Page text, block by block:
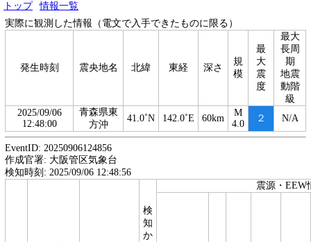
トップ
情報一覧
実際に観測した情報（電文で入手できたものに限る）
発生時刻 震央地名 北緯 東経 深さ
規
模
最
大
震
度
最大
長周
期
地震
動階
級
2025/09/06
12:48:00
青森県東
方沖
41.0˚N 142.0˚E 60km
M
4.0
２ N/A
EventID: 20250906124856
作成官署: 大阪管区気象台
検知時刻: 2025/09/06 12:48:56
検
知
か
震源・EEW